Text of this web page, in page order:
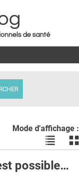
de santé
Mode d'affichage :
Voir
les
en
les
possible…